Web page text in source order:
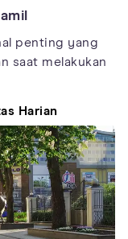
penting yang
saat melakukan
Harian